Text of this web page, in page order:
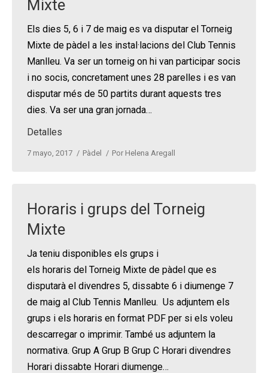
Mixte
Els dies 5, 6 i 7 de maig es va disputar el Torneig
Mixte de pàdel a les instal·lacions del Club Tennis
Manlleu. Va ser un torneig on hi van participar socis
i no socis, concretament unes 28 parelles i es van
disputar més de 50 partits durant aquests tres
dies. Va ser una gran jornada…
Detalles
7 mayo, 2017 Pàdel Por Helena Aregall
Horaris i grups del Torneig
Mixte
Ja teniu disponibles els grups i
els horaris del Torneig Mixte de pàdel que es
disputarà el divendres 5, dissabte 6 i diumenge 7
de maig al Club Tennis Manlleu. Us adjuntem els
grups i els horaris en format PDF per si els voleu
descarregar o imprimir. També us adjuntem la
normativa. Grup A Grup B Grup C Horari divendres
Horari dissabte Horari diumenge…